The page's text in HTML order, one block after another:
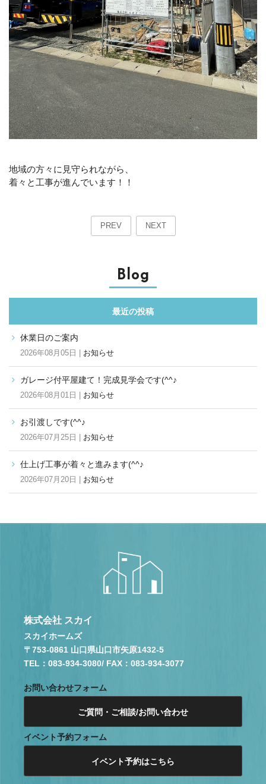
地域の方々に見守られながら、
着々と工事が進んでいます！！
PREV NEXT
Blog
最近の投稿
休業日のご案内
2026年08月05日 | お知らせ
ガレージ付平屋建て！完成見学会です(^^♪
2026年08月01日 | お知らせ
お引渡しです(^^♪
2026年07月25日 | お知らせ
仕上げ工事が着々と進みます(^^♪
2026年07月20日 | お知らせ
株式会社 スカイ
スカイホームズ
〒753-0861 山口県山口市矢原1432-5
TEL：083-934-3080/ FAX：083-934-3077
お問い合わせフォーム
ご質問・ご相談/お問い合わせ
イベント予約フォーム
イベント予約はこちら